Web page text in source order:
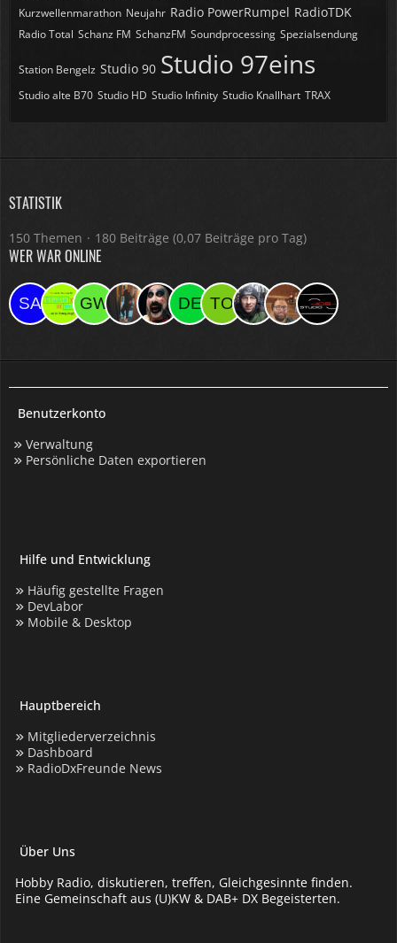
Kurzwellenmarathon Neujahr Radio PowerRumpel RadioTDK
Radio Total Schanz FM SchanzFM Soundprocessing Spezialsendung
Station Bengelz Studio 90 Studio 97eins
Studio alte B70 Studio HD Studio Infinity Studio Knallhart TRAX
STATISTIK
150 Themen 180 Beiträge (0,07 Beiträge pro Tag)
WER WAR ONLINE
Benutzerkonto
Verwaltung
Persönliche Daten exportieren
Hilfe und Entwicklung
Häufig gestellte Fragen
DevLabor
Mobile & Desktop
Hauptbereich
Mitgliederverzeichnis
Dashboard
RadioDxFreunde News
Über Uns
Hobby Radio, diskutieren, treffen, Gleichgesinnte finden.
Eine Gemeinschaft aus (U)KW & DAB+ DX Begeisterten.